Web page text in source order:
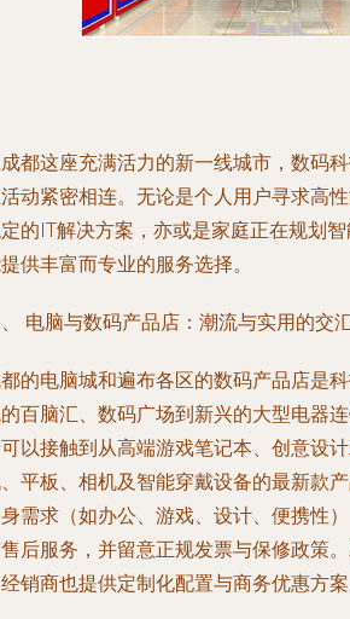
都这座充满活力的新一线城市，数码
动紧密相连。无论是个人用户寻求高
的IT解决方案，亦或是家庭正在规划
供丰富而专业的服务选择。
电脑与数码产品店：潮流与实用的交
的电脑城和遍布各区的数码产品店是
百脑汇、数码广场到新兴的大型电器
以接触到从高端游戏笔记本、创意设
平板、相机及智能穿戴设备的最新款
需求（如办公、游戏、设计、便携性
后服务，并留意正规发票与保修政策
销商也提供定制化配置与商务优惠方案